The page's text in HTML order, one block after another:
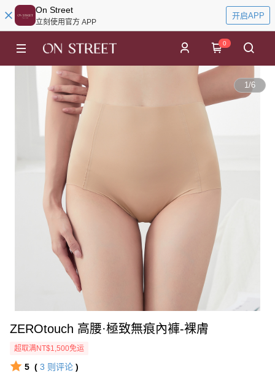
On Street
立刻使用官方 APP
开启APP
0
1/6
ZEROtouch 高腰·極致無痕內褲-裸膚
超取满NT$1,500免运
5 ( 3 则评论 )